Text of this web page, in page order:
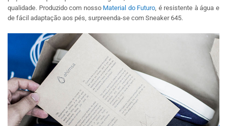
qualidade. Produzido com nosso Material do Futuro , é resistente à água e
de fácil adaptação aos pés, surpreenda-se com Sneaker 645.